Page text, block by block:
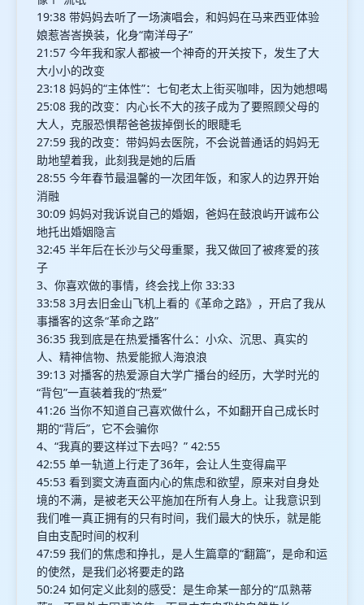
19:38 带妈妈去听了一场演唱会，和妈妈在马来西亚体验
娘惹峇峇换装，化身“南洋母子”
21:57 今年我和家人都被一个神奇的开关按下，发生了大
大小小的改变
23:18 妈妈的“主体性”：七旬老太上街买咖啡，因为她想喝
25:08 我的改变：内心长不大的孩子成为了要照顾父母的
大人，克服恐惧帮爸爸拔掉倒长的眼睫毛
27:59 我的改变：带妈妈去医院，不会说普通话的妈妈无
助地望着我，此刻我是她的后盾
28:55 今年春节最温馨的一次团年饭，和家人的边界开始
消融
30:09 妈妈对我诉说自己的婚姻，爸妈在鼓浪屿开诚布公
地托出婚姻隐言
32:45 半年后在长沙与父母重聚，我又做回了被疼爱的孩
子
3、你喜欢做的事情，终会找上你 33:33
33:58 3月去旧金山飞机上看的《革命之路》，开启了我从
事播客的这条“革命之路”
36:35 我到底是在热爱播客什么：小众、沉思、真实的
人、精神信物、热爱能掀人海浪浪
39:13 对播客的热爱源自大学广播台的经历，大学时光的
“背包”一直装着我的“热爱”
41:26 当你不知道自己喜欢做什么，不如翻开自己成长时
期的“背后”，它不会骗你
4、“我真的要这样过下去吗？” 42:55
42:55 单一轨道上行走了36年，会让人生变得扁平
45:53 看到窦文涛直面内心的焦虑和欲望，原来对自身处
境的不满，是被老天公平施加在所有人身上。让我意识到
我们唯一真正拥有的只有时间，我们最大的快乐，就是能
自由支配时间的权利
47:59 我们的焦虑和挣扎，是人生篇章的“翻篇”，是命和运
的使然，是我们必将要走的路
50:24 如何定义此刻的感受：是生命某一部分的“瓜熟蒂